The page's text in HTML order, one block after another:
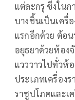
แต่ละกรุ ซึ่งในก
บางชิ้นเป็นเครื่
แรกอีกด้วย ต้อน
อยุธยาด้วยห้อง
แวววาวไปทั่วห้
ประเภทเครื่อง
ราชูปโภคและ